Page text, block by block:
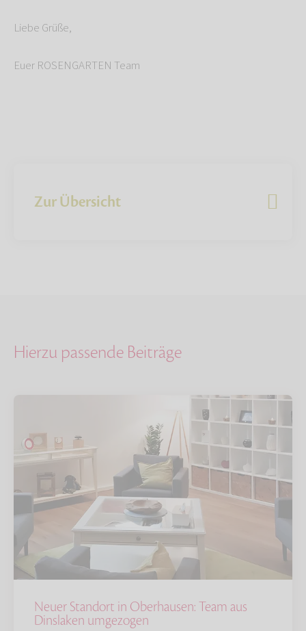
Liebe Grüße,
Euer ROSENGARTEN Team
Zur Übersicht
Hierzu passende Beiträge
Neuer Standort in Oberhausen: Team aus
Dinslaken umgezogen